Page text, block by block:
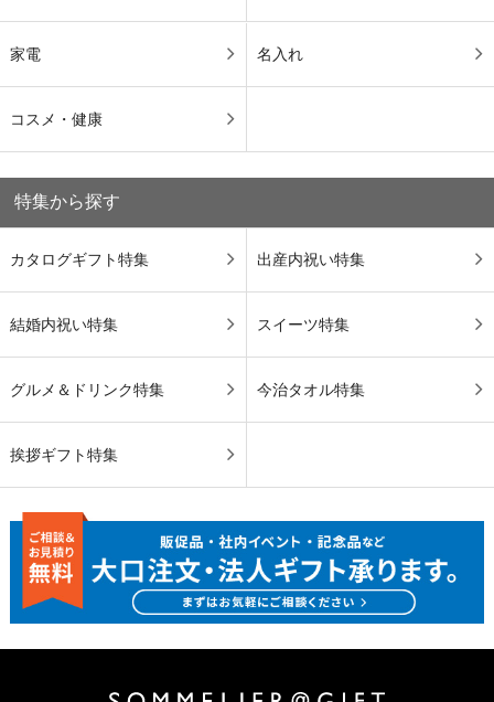
家電 名入れ
コスメ・健康
特集から探す
カタログギフト特集 出産内祝い特集
結婚内祝い特集 スイーツ特集
グルメ＆ドリンク特集 今治タオル特集
挨拶ギフト特集